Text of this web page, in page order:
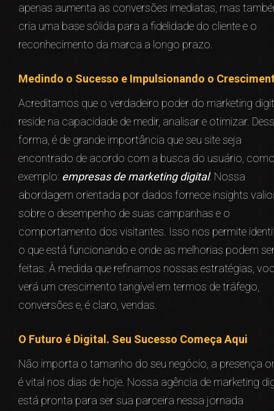
apenas aumenta as conversões imediatas, mas
cria uma base sólida para a fidelidade do cliente e o
reconhecimento da marca a longo prazo.
Medindo o Sucesso e Impulsionando o
Acreditamos que o verdadeiro poder do marketing
reside na capacidade de medir, analisar e otimizar.
forma, é de grande importância que seu site seja
encontrado de acordo com a busca do usuário,
exemplo: empresas de marketing digital. Nossa
abordagem orientada por dados fornece insights
sobre o desempenho de suas campanhas e o
comportamento dos visitantes. Isso nos permite
o que está funcionando e onde as melhorias podem
feitas. À medida que refinamos nossas estratégias,
verá um crescimento tangível em termos de tráfego,
conversões e, é claro, vendas.
O Futuro é Digital. Seu Sucesso Começa Aqui
Não importa o tamanho do seu negócio, a presença
é vital nos dias de hoje. Nossa agência de marketing
está pronta para ser sua parceira nessa jornada